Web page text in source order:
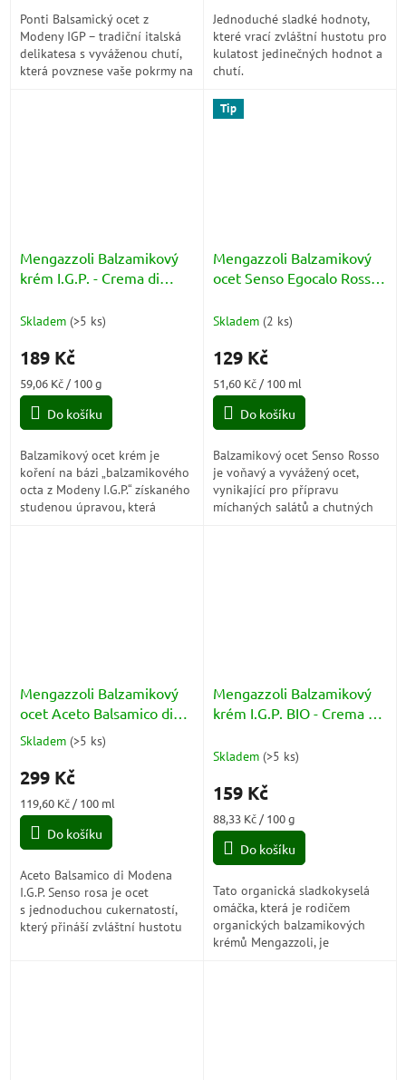
Ponti Balsamický ocet z
Modeny IGP – tradiční italská
delikatesa s vyváženou chutí,
která povznese vaše pokrmy na
Jednoduché sladké hodnoty,
které vrací zvláštní hustotu pro
kulatost jedinečných hodnot a
chutí.
Mengazzoli Balzamikový
krém I.G.P. - Crema di
Skladem (>5 ks)
189 Kč
Měrná
cena:
59,06 Kč / 100 g
Do košíku
Balzamikový ocet krém je
koření na bázi „balzamikového
octa z Modeny I.G.P.“ získaného
studenou úpravou, která
Tip
Mengazzoli Balzamikový
ocet Senso Egocalo Rosso
di Modena) IGP 250ml
Skladem (2 ks)
129 Kč
Měrná
cena:
51,60 Kč / 100 ml
Do košíku
Balzamikový ocet Senso Rosso
je voňavý a vyvážený ocet,
vynikající pro přípravu
míchaných salátů a chutných
Mengazzoli Balzamikový
ocet Aceto Balsamico di
Modena IGP Calamaio
Senso Rosa 250ml
Průměrné
produktu
5,0
5
Skladem (>5 ks)
299 Kč
Měrná
cena:
119,60 Kč / 100 ml
Do košíku
Aceto Balsamico di Modena
I.G.P. Senso rosa je ocet
s jednoduchou cukernatostí,
který přináší zvláštní hustotu
Mengazzoli Balzamikový
krém I.G.P. BIO - Crema di
Skladem (>5 ks)
159 Kč
Měrná
cena:
88,33 Kč / 100 g
Do košíku
Tato organická sladkokyselá
omáčka, která je rodičem
organických balzamikových
krémů Mengazzoli, je